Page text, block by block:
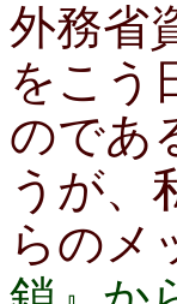
外務省
をこう
のであ
うが、
らのメ